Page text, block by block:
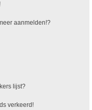
aanmelden!?
lijst?
verkeerd!